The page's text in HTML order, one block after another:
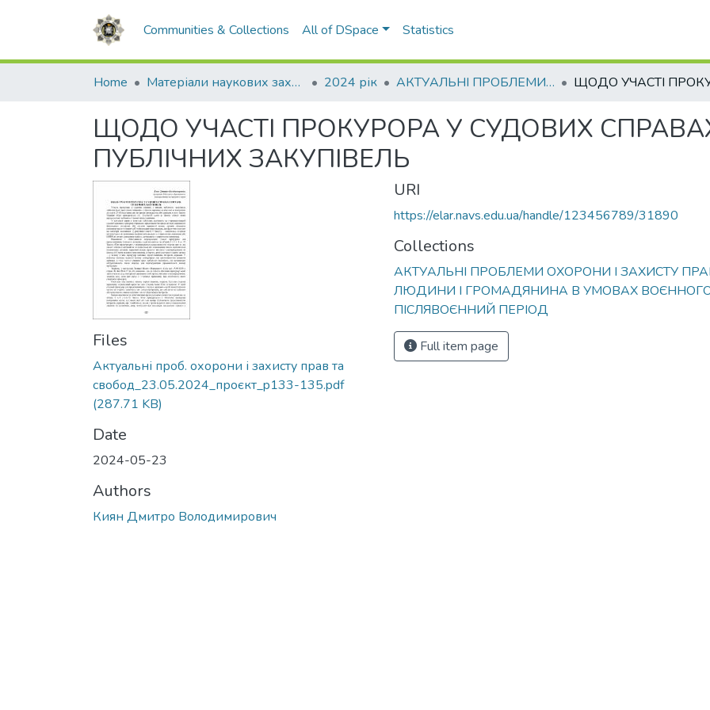
Communities & Collections All of DSpace Statistics
Home Матеріали наукових заходів 2024 рік АКТУАЛЬНІ ПРОБЛЕМИ ОХОРОНИ І ЗАХИСТУ ПРАВ ТА СВОБОД ЛЮДИНИ І ГРОМАДЯНИНА В УМОВАХ ВОЄННОГО СТАНУ ТА ПІСЛЯВОЄННИЙ ПЕРІОД
ЩОДО УЧАСТІ ПРОКУРОРА У СУДОВИХ
ПУБЛІЧНИХ ЗАКУПІВЕЛЬ
Files
Актуальні проб. охорони і захисту прав та
свобод_23.05.2024_проєкт_p133-135.pdf
(287.71 KB)
Date
2024-05-23
Authors
Киян Дмитро Володимирович
URI
https://elar.navs.edu.ua/handle/123456789/31890
Collections
АКТУАЛЬНІ ПРОБЛЕМИ ОХОРОНИ І ЗАХИСТУ
ЛЮДИНИ І ГРОМАДЯНИНА В УМОВАХ ВОЄННОГО
ПІСЛЯВОЄННИЙ ПЕРІОД
Full item page